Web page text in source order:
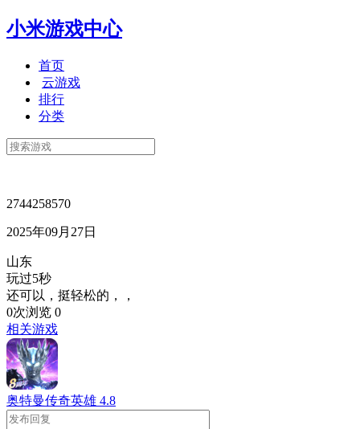
小米游戏中心
首页
云游戏
排行
分类
2744258570
2025年09月27日
山东
玩过5秒
还可以，挺轻松的，，
0次浏览 0
相关游戏
奥特曼传奇英雄 4.8